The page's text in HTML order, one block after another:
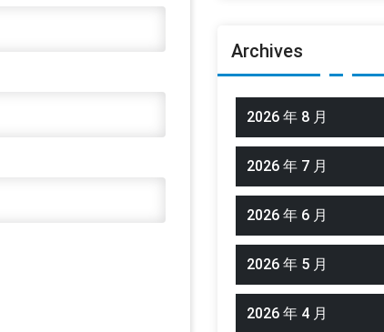
Archives
2026 年 8 月
2026 年 7 月
2026 年 6 月
2026 年 5 月
2026 年 4 月